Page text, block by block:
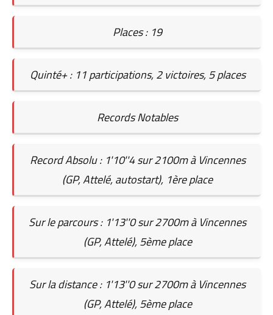
Places : 19
Quinté+ : 11 participations, 2 victoires, 5 places
Records Notables
Record Absolu : 1'10''4 sur 2100m à Vincennes
(GP, Attelé, autostart), 1ère place
Sur le parcours : 1'13''0 sur 2700m à Vincennes
(GP, Attelé), 5ème place
Sur la distance : 1'13''0 sur 2700m à Vincennes
(GP, Attelé), 5ème place